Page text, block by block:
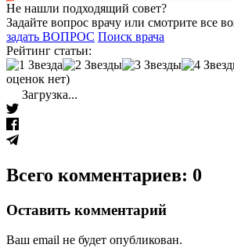
Не нашли подходящий совет?
Задайте вопрос врачу или смотрите все
задать ВОПРОС Поиск врача
Рейтинг статьи:
оценок нет)
Загрузка...
Всего комментариев: 0
Оставить комментарий
Ваш email не будет опубликован.